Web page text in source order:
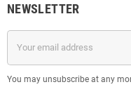
NEWSLETTER
You may unsubscribe at any